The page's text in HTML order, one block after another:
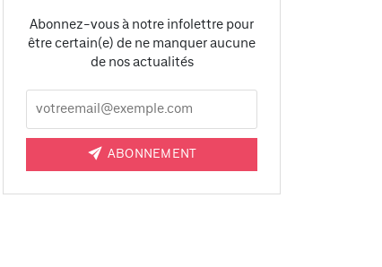
Abonnez-vous à notre infolettre pour
être certain(e) de ne manquer aucune
de nos actualités
ABONNEMENT